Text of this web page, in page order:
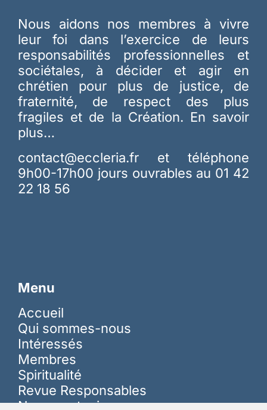
Nous aidons nos membres à vivre
leur foi dans l’exercice de leurs
responsabilités professionnelles et
sociétales, à décider et agir en
chrétien pour plus de justice, de
fraternité, de respect des plus
fragiles et de la Création. En savoir
plus…
contact@eccleria.fr et téléphone
9h00-17h00 jours ouvrables au 01 42
22 18 56
Menu
Accueil
Qui sommes-nous
Intéressés
Membres
Spiritualité
Revue Responsables
Nous soutenir